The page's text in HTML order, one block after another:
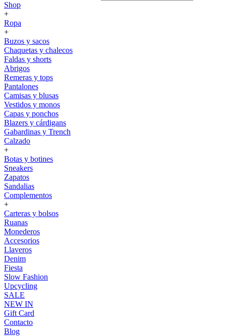
Shop
+
Ropa
+
Buzos y sacos
Chaquetas y chalecos
Faldas y shorts
Abrigos
Remeras y tops
Pantalones
Camisas y blusas
Vestidos y monos
Capas y ponchos
Blazers y cárdigans
Gabardinas y Trench
Calzado
+
Botas y botines
Sneakers
Zapatos
Sandalias
Complementos
+
Carteras y bolsos
Ruanas
Monederos
Accesorios
Llaveros
Denim
Fiesta
Slow Fashion
Upcycling
SALE
NEW IN
Gift Card
Contacto
Blog